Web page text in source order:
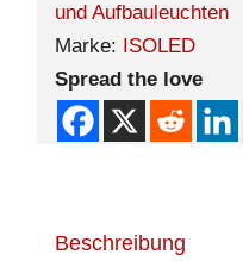
und Aufbauleuchten
Marke: ISOLED
Spread the love
Beschreibung